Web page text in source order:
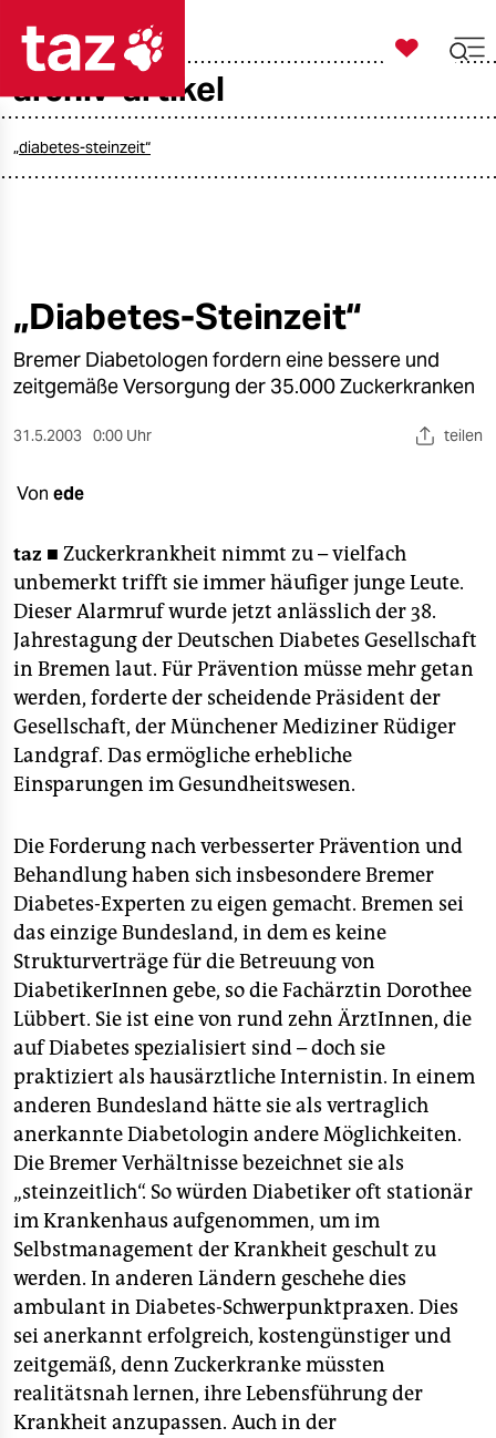
öko
gesellschaft
kultur
sport
berlin
nord
wahrheit
verlag
verlag
veranstaltungen
shop
unterstützen
abo
genossenschaft
epaper login

taz zahl ich
archiv-artikel
„diabetes-steinzeit“
„Diabetes-Steinzeit“
Bremer Diabetologen fordern eine bessere und
zeitgemäße Versorgung der 35.000 Zuckerkranken
31.5.2003 0:00 Uhr teilen
Von ede
taz ■ Zuckerkrankheit nimmt zu – vielfach
unbemerkt trifft sie immer häufiger junge Leute.
Dieser Alarmruf wurde jetzt anlässlich der 38.
Jahrestagung der Deutschen Diabetes Gesellschaft
in Bremen laut. Für Prävention müsse mehr getan
werden, forderte der scheidende Präsident der
Gesellschaft, der Münchener Mediziner Rüdiger
Landgraf. Das ermögliche erhebliche
Einsparungen im Gesundheitswesen.
Die Forderung nach verbesserter Prävention und
Behandlung haben sich insbesondere Bremer
Diabetes-Experten zu eigen gemacht. Bremen sei
das einzige Bundesland, in dem es keine
Strukturverträge für die Betreuung von
DiabetikerInnen gebe, so die Fachärztin Dorothee
Lübbert. Sie ist eine von rund zehn ÄrztInnen, die
auf Diabetes spezialisiert sind – doch sie
praktiziert als hausärztliche Internistin. In einem
anderen Bundesland hätte sie als vertraglich
anerkannte Diabetologin andere Möglichkeiten.
Die Bremer Verhältnisse bezeichnet sie als
„steinzeitlich“. So würden Diabetiker oft stationär
im Krankenhaus aufgenommen, um im
Selbstmanagement der Krankheit geschult zu
werden. In anderen Ländern geschehe dies
ambulant in Diabetes-Schwerpunktpraxen. Dies
sei anerkannt erfolgreich, kostengünstiger und
zeitgemäß, denn Zuckerkranke müssten
realitätsnah lernen, ihre Lebensführung der
Krankheit anzupassen. Auch in der